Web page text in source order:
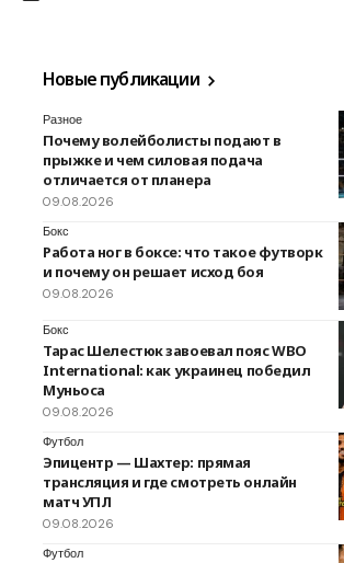
Новые публикации
Разное
Почему волейболисты подают в
прыжке и чем силовая подача
отличается от планера
09.08.2026
Бокс
Работа ног в боксе: что такое футворк
и почему он решает исход боя
09.08.2026
Бокс
Тарас Шелестюк завоевал пояс WBO
International: как украинец победил
Муньоса
09.08.2026
Футбол
Эпицентр — Шахтер: прямая
трансляция и где смотреть онлайн
матч УПЛ
09.08.2026
Футбол